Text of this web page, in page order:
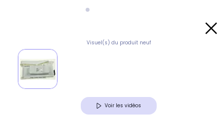
Visuel(s) du produit neuf
Voir les vidéos